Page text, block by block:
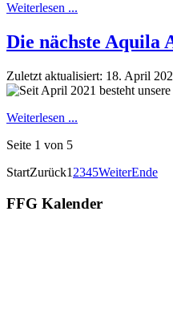
Weiterlesen ...
Die nächste Aquila
Zuletzt aktualisiert: 18. April
Weiterlesen ...
Seite 1 von 5
StartZurück1 2345WeiterEnde
FFG Kalender